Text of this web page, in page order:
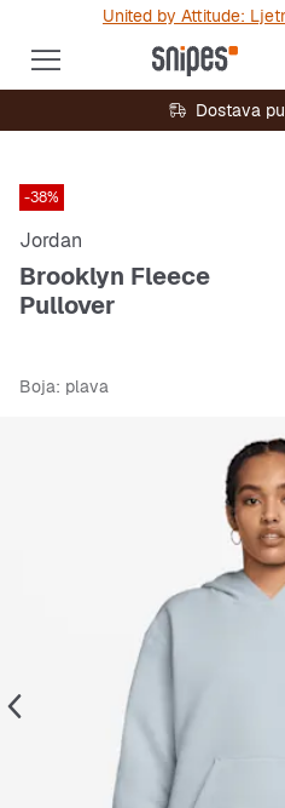
United by Attitude:
Dostava
-38%
Jordan
Brooklyn Fleece
Pullover
Boja: plava